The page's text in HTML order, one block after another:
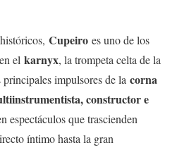
Cupeiro es uno de los
el karnyx, la trompeta celta de la
impulsores de la corna
constructor e
espectáculos que trascienden
íntimo hasta la gran